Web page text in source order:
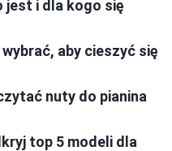
jest i dla kogo się
aby cieszyć się
nuty do pianina
top 5 modeli dla